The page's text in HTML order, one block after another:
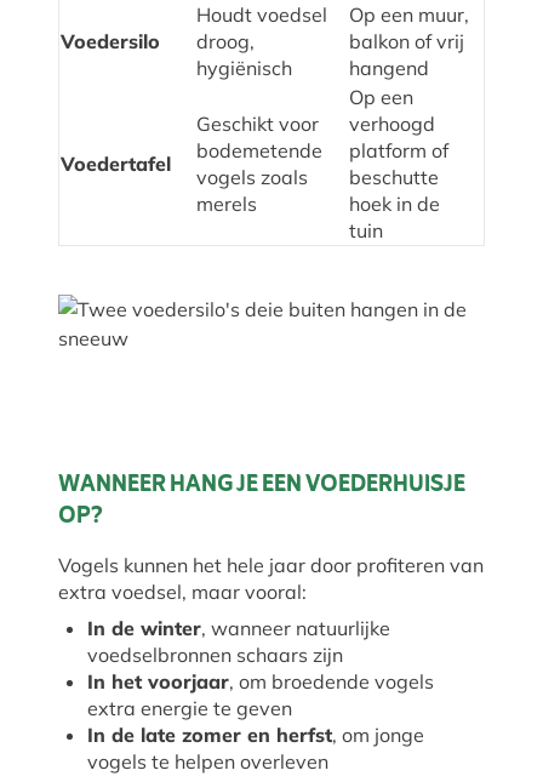
Voedersilo
Houdt voedsel
droog,
hygiënisch
Op een muur,
balkon of vrij
hangend
Voedertafel
Geschikt voor
bodemetende
vogels zoals
merels
Op een
verhoogd
platform of
beschutte
hoek in de
tuin
WANNEER HANG JE EEN VOEDERHUISJE
OP?
Vogels kunnen het hele jaar door profiteren van
extra voedsel, maar vooral:
In de winter, wanneer natuurlijke
voedselbronnen schaars zijn
In het voorjaar, om broedende vogels
extra energie te geven
In de late zomer en herfst, om jonge
vogels te helpen overleven